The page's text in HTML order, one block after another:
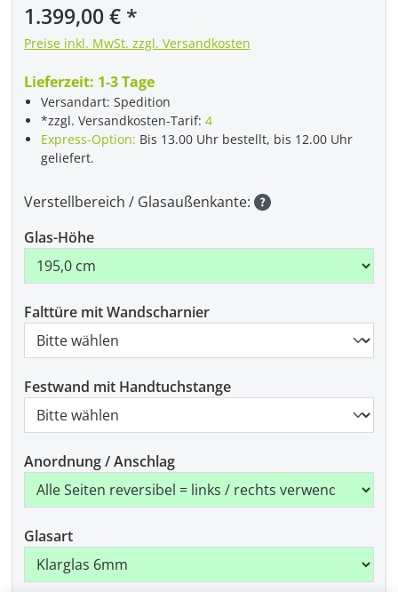
Regulärer Preis:
1.399,00 €
Preise inkl. MwSt. zzgl. Versandkosten
Lieferzeit: 1-3 Tage
Versandart: Spedition
*zzgl. Versandkosten-Tarif:4
Express-Option: Bis 13.00 Uhr bestellt, bis 12.00 Uhr
geliefert.
Verstellbereich / Glasaußenkante:
Glas-Höhe
Falttüre mit Wandscharnier
Festwand mit Handtuchstange
Anordnung / Anschlag
Glasart